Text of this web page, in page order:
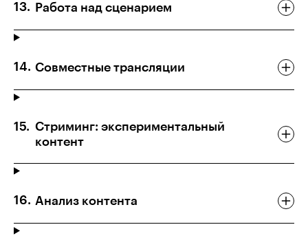
Работа над сценарием
Совместные трансляции
Стриминг: экспериментальный
контент
Анализ контента